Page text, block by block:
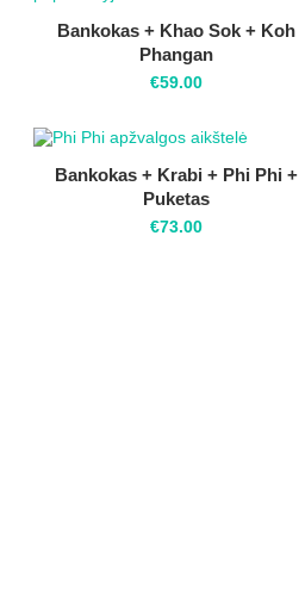
Bankokas + Khao Sok + Koh
Phangan
€59.00
Bankokas + Krabi + Phi Phi +
Puketas
€73.00